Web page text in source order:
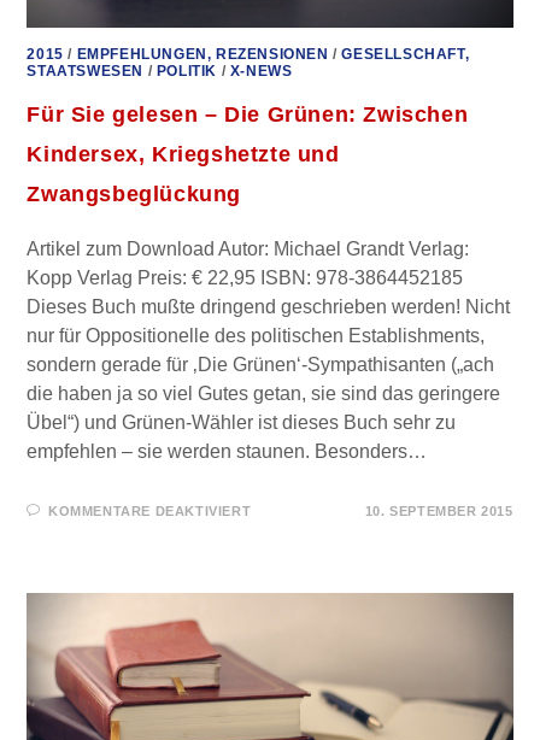
2015 / EMPFEHLUNGEN, REZENSIONEN /GESELLSCHAFT,
STAATSWESEN / POLITIK / X-NEWS
Für Sie gelesen – Die Grünen: Zwischen
Kindersex, Kriegshetzte und
Zwangsbeglückung
Artikel zum Download Autor: Michael Grandt Verlag:
Kopp Verlag Preis: € 22,95 ISBN: 978-3864452185
Dieses Buch mußte dringend geschrieben werden! Nicht
nur für Oppositionelle des politischen Establishments,
sondern gerade für ‚Die Grünen‘-Sympathisanten („ach
die haben ja so viel Gutes getan, sie sind das geringere
Übel“) und Grünen-Wähler ist dieses Buch sehr zu
empfehlen – sie werden staunen. Besonders…
KOMMENTARE DEAKTIVIERTFÜR
DIE
UND
ZWANGSBEGLÜCKUNG
10. SEPTEMBER 2015